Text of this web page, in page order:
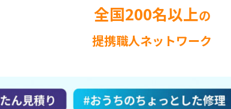
全国200名以上の
提携職人ネットワーク